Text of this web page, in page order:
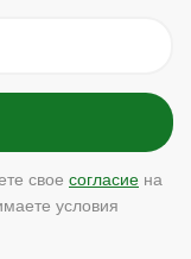
свое согласие на
условия